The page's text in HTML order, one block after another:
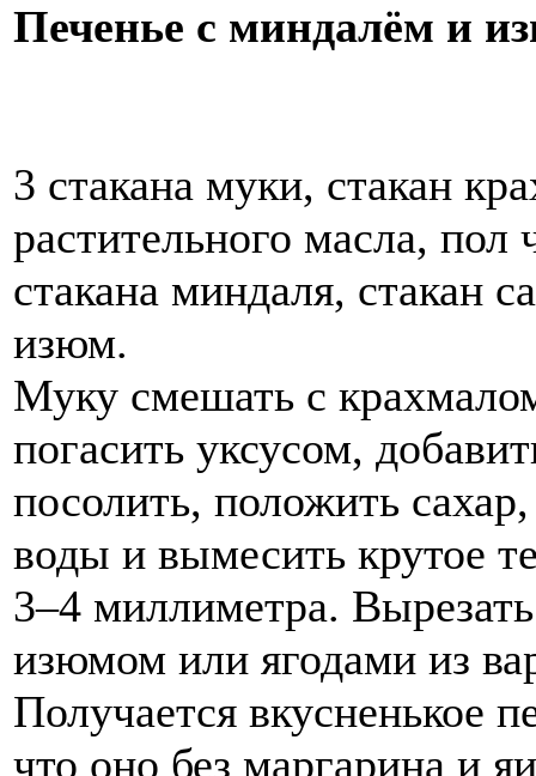
Печенье с миндалём и
3 стакана муки, стакан
растительного масла,
стакана миндаля, стакан
изюм.
Муку смешать с
погасить уксусом,
посолить, положить
воды и вымесить крутое
3–4 миллиметра.
изюмом или ягодами из
Получается вкусненькое
что оно без маргарина и